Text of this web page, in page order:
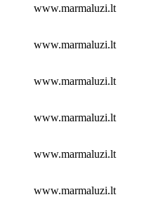
www.marmaluzi.lt
www.marmaluzi.lt
www.marmaluzi.lt
www.marmaluzi.lt
www.marmaluzi.lt
www.marmaluzi.lt